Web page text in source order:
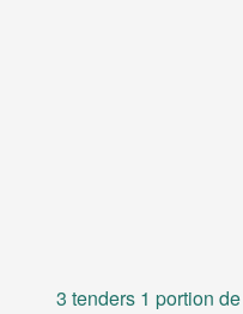
3 tenders 1 portion